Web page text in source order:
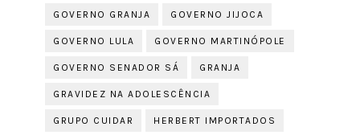
GOVERNO GRANJA GOVERNO JIJOCA
GOVERNO LULA GOVERNO MARTINÓPOLE
GOVERNO SENADOR SÁ GRANJA
GRAVIDEZ NA ADOLESCÊNCIA
GRUPO CUIDAR HERBERT IMPORTADOS